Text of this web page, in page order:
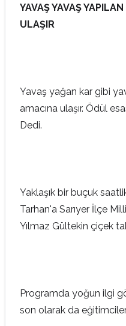
YAVAŞ YAVAŞ
ULAŞIR
Yavaş yağan kar gibi
amacına ulaşır. Ödül
Dedi.
Yaklaşık bir buçuk
Tarhan'a Sarıyer İlçe
Yılmaz Gültekin çiçek
Programda yoğun ilgi
son olarak da